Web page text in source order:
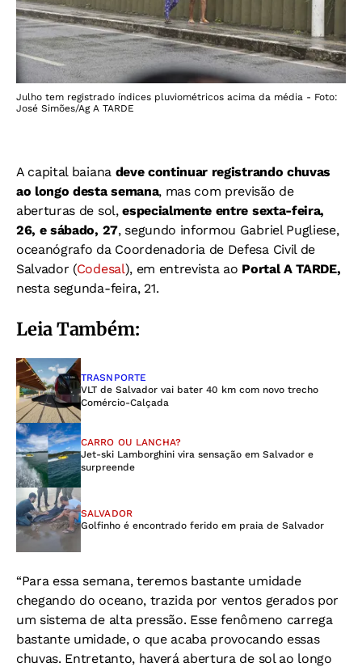
Julho tem registrado índices pluviométricos acima da média - Foto:
José Simões/Ag A TARDE
A capital baiana deve continuar registrando chuvas
ao longo desta semana, mas com previsão de
aberturas de sol,especialmente entre sexta-feira,
26, e sábado, 27, segundo informou Gabriel Pugliese,
oceanógrafo da Coordenadoria de Defesa Civil de
Salvador (Codesal), em entrevista ao Portal A TARDE,
nesta segunda-feira, 21.
Leia Também:
TRASNPORTE
VLT de Salvador vai bater 40 km com novo trecho
Comércio-Calçada
CARRO OU LANCHA?
Jet-ski Lamborghini vira sensação em Salvador e
surpreende
SALVADOR
Golfinho é encontrado ferido em praia de Salvador
“Para essa semana, teremos bastante umidade
chegando do oceano, trazida por ventos gerados por
um sistema de alta pressão. Esse fenômeno carrega
bastante umidade, o que acaba provocando essas
chuvas. Entretanto, haverá abertura de sol ao longo